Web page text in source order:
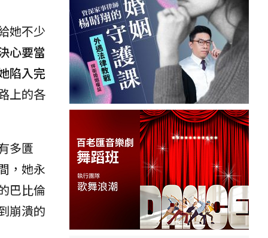
她不少
心要當
陷入完
上的各
多匱
，她永
巴比倫
崩潰的